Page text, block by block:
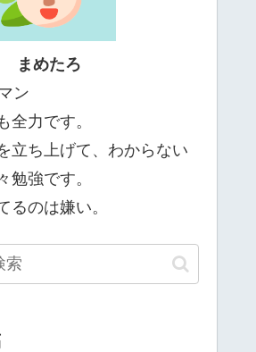
まめたろ
ン
全力です。
立ち上げて、わからない
勉強です。
るのは嫌い。